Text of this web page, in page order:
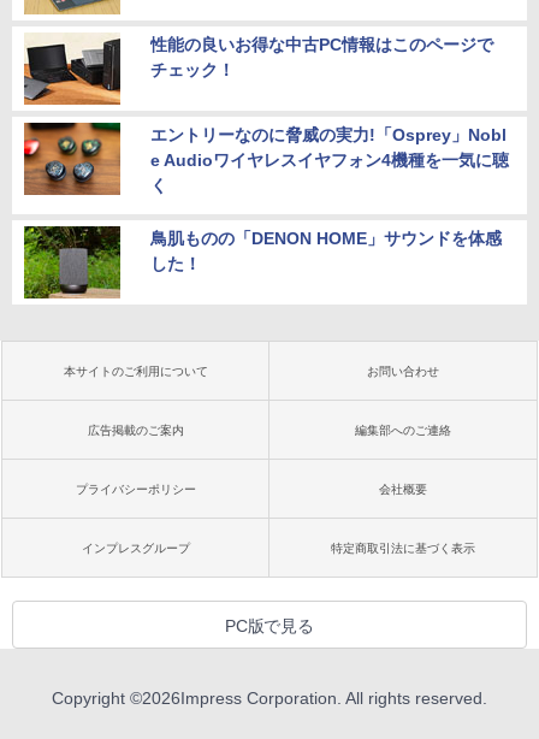
性能の良いお得な中古PC情報はこのページで
チェック！
エントリーなのに脅威の実力!「Osprey」Nobl
e Audioワイヤレスイヤフォン4機種を一気に聴
く
鳥肌ものの「DENON HOME」サウンドを体感
した！
本サイトのご利用について お問い合わせ
広告掲載のご案内 編集部へのご連絡
プライバシーポリシー 会社概要
インプレスグループ 特定商取引法に基づく表示
PC版で見る
Copyright ©2026Impress Corporation. All rights reserved.